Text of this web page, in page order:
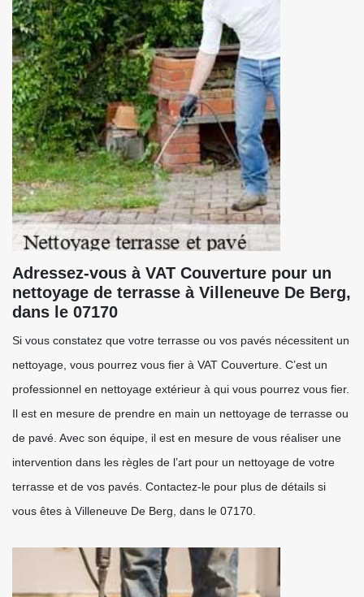
Adressez-vous à VAT Couverture pour un
nettoyage de terrasse à Villeneuve De Berg,
dans le 07170
Si vous constatez que votre terrasse ou vos pavés nécessitent un
nettoyage, vous pourrez vous fier à VAT Couverture. C’est un
professionnel en nettoyage extérieur à qui vous pourrez vous fier.
Il est en mesure de prendre en main un nettoyage de terrasse ou
de pavé. Avec son équipe, il est en mesure de vous réaliser une
intervention dans les règles de l’art pour un nettoyage de votre
terrasse et de vos pavés. Contactez-le pour plus de détails si
vous êtes à Villeneuve De Berg, dans le 07170.